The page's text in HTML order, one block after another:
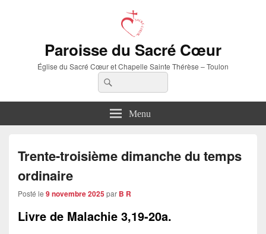
Paroisse du Sacré Cœur
Église du Sacré Cœur et Chapelle Sainte Thérèse – Toulon
Recherche :
Menu
Trente-troisième dimanche du temps
ordinaire
Posté le 9 novembre 2025par B R
Livre de Malachie 3,19-20a.